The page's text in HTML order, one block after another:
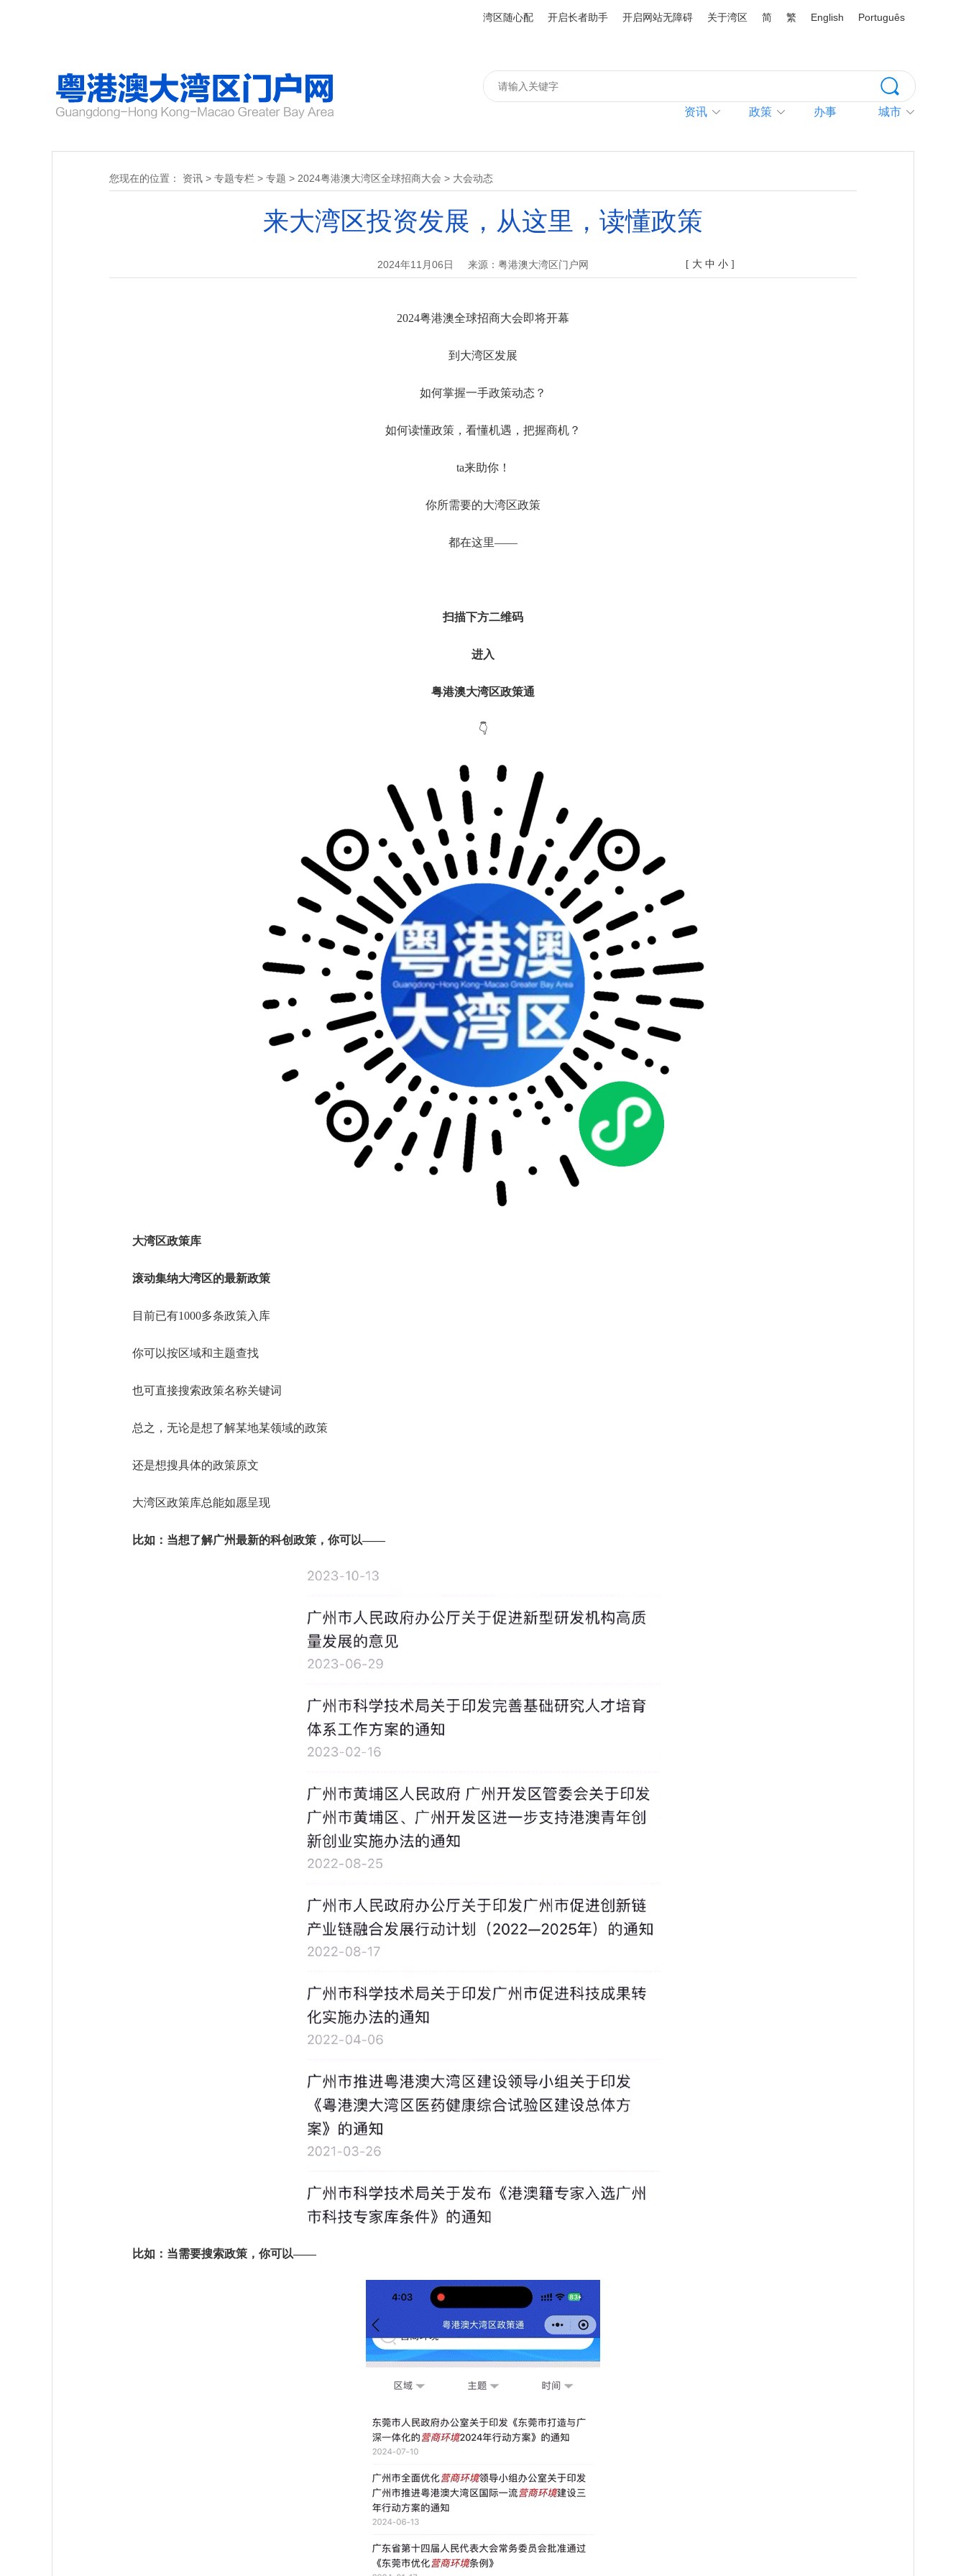
湾区随心配 开启长者助手 开启网站无障碍 关于湾区 简 繁 English Português
资讯 政策 办事 城市
您现在的位置： 资讯 > 专题专栏 > 专题 > 2024粤港澳大湾区全球招商大会 > 大会动态
来大湾区投资发展，从这里，读懂政策
2024年11月06日 来源：粤港澳大湾区门户网 [ 大 中 小 ]
2024粤港澳全球招商大会即将开幕
到大湾区发展
如何掌握一手政策动态？
如何读懂政策，看懂机遇，把握商机？
ta来助你！
你所需要的大湾区政策
都在这里——
扫描下方二维码
进入
粤港澳大湾区政策通
👇
大湾区政策库
滚动集纳大湾区的最新政策
目前已有1000多条政策入库
你可以按区域和主题查找
也可直接搜索政策名称关键词
总之，无论是想了解某地某领域的政策
还是想搜具体的政策原文
大湾区政策库总能如愿呈现
比如：当想了解广州最新的科创政策，你可以——
比如：当需要搜索政策，你可以——